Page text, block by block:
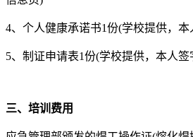
4、个人健康承诺书1份(学校提供，
5、制证申请表1份(学校提供，本人签
三、培训费用